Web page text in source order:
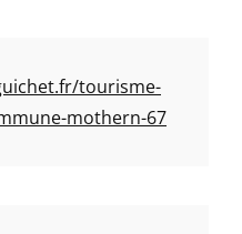
tourisme-
mothern-67